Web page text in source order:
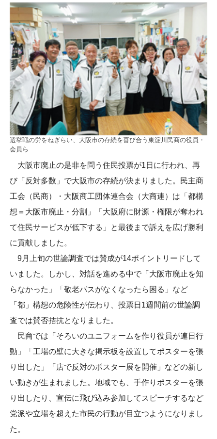
選挙戦の労をねぎらい、大阪市の存続を喜び合う東淀川民商の役員・
会員ら
大阪市廃止の是非を問う住民投票が1日に行われ、再
び「反対多数」で大阪市の存続が決まりました。民主商
工会（民商）・大阪商工団体連合会（大商連）は「都構
想＝大阪市廃止・分割」「大阪府に財源・権限が奪われ
て住民サービスが低下する」と最後まで訴えを広げ勝利
に貢献しました。
9月上旬の世論調査では賛成が14ポイントリードして
いました。しかし、対話を進める中で「大阪市廃止を知
らなかった」「敬老パスがなくなったら困る」など
「都」構想の危険性が伝わり、投票日1週間前の世論調
査では賛否拮抗となりました。
民商では「そろいのユニフォームを作り役員が連日行
動」「工場の壁に大きな掲示板を設置してポスターを張
り出した」「店で反対のポスター展を開催」などの新し
い動きが生まれました。地域でも、手作りポスターを張
り出したり、宣伝に飛び込み参加してスピーチするなど
党派や立場を超えた市民の行動が目立つようになりまし
た。